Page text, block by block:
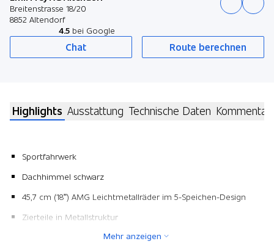
Breitenstrasse 18/20
8852 Altendorf
4.5 bei Google
Chat Route berechnen
Highlights Ausstattung Technische Daten Kommentar
Sportfahrwerk
Dachhimmel schwarz
45,7 cm (18") AMG Leichtmetallräder im 5-Speichen-Design
Zierteile in Metallstruktur
Mittelkonsole in Metall/StoffMehr anzeigen